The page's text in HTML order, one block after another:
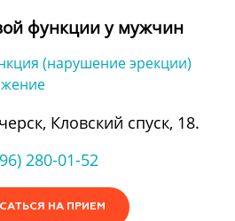
функции у мужчин
(нарушение эрекции)
Кловский спуск, 18.
280-01-52
НА ПРИЕМ